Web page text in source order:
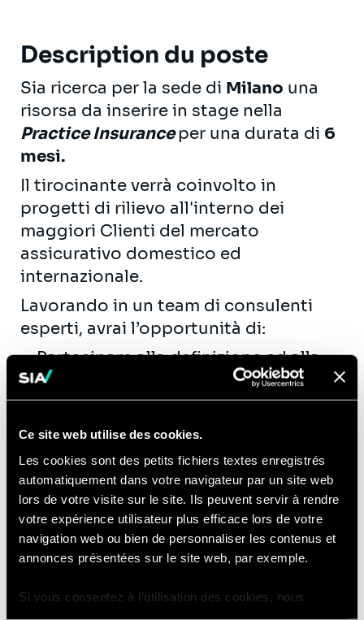
Ce site web utilise des cookies.
Les cookies sont des petits fichiers textes enregistrés
automatiquement dans votre navigateur par un site web
lors de votre visite sur le site. Ils peuvent servir à rendre
votre expérience utilisateur plus efficace lors de votre
navigation web ou bien de personnaliser les contenus et
annonces présentées sur le site web, par exemple.
Si vous consentez à l’utilisation des cookies, nous
Description du poste
Sia ricerca per la sede di Milano una
risorsa da inserire in stage nella
Practice Insuranceper una durata di 6
mesi.
Il tirocinante verrà coinvolto in
progetti di rilievo all'interno dei
maggiori Clienti del mercato
assicurativo domestico ed
internazionale.
Lavorando in un team di consulenti
esperti, avrai l’opportunità di:
Partecipare alla definizione ed alla
realizzazione di piani operativi di
conformità a nuove normative di
settore
sistema di gestione dei rischi dei
clienti, in termini di efficacia ed
efficienza, verificando i processi di
analisi, calcolo e reporting del
profilo di rischio
operativi target di specifiche aree